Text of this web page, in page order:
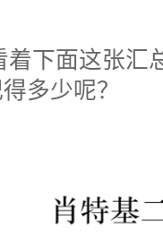
着下面这张汇
多少呢？